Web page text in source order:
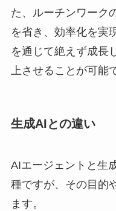
た、ルーチンワーク
を省き、効率化を実
を通じて絶えず成長
上させることが可能
生成AIとの違い
AIエージェントと生
種ですが、その目的
ます。